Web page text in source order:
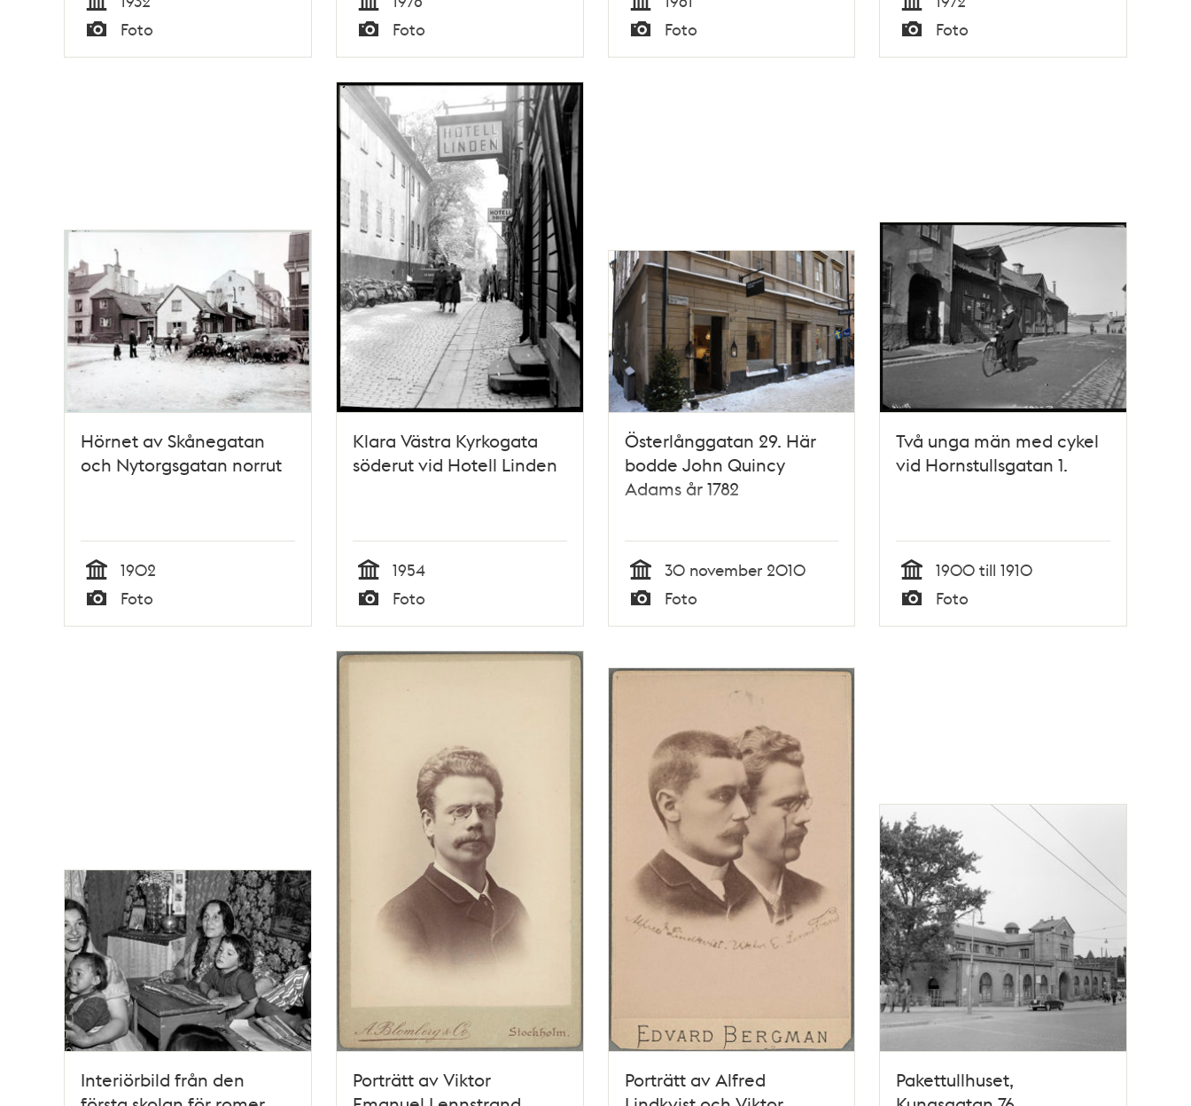
Tid
Typ
Foto Tid
Typ
Foto Tid
Typ
Foto Tid
Typ
Foto
Hörnet av Skånegatan
och Nytorgsgatan norrut
Tid
1902
Typ
Foto
Klara Västra Kyrkogata
söderut vid Hotell Linden
Tid
1954
Typ
Foto
Österlånggatan 29. Här
bodde John Quincy
Adams år 1782
Tid
30 november 2010
Typ
Foto
Två unga män med cykel
vid Hornstullsgatan 1.
Tid
1900 till 1910
Typ
Foto
Interiörbild från den
Porträtt av Viktor
Porträtt av Alfred
Pakettullhuset,